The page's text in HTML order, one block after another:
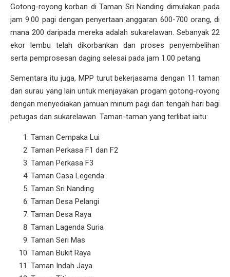
Gotong-royong korban di Taman Sri Nanding dimulakan pada
jam 9.00 pagi dengan penyertaan anggaran 600-700 orang, di
mana 200 daripada mereka adalah sukarelawan. Sebanyak 22
ekor lembu telah dikorbankan dan proses penyembelihan
serta pemprosesan daging selesai pada jam 1.00 petang.
Sementara itu juga, MPP turut bekerjasama dengan 11 taman
dan surau yang lain untuk menjayakan progam gotong-royong
dengan menyediakan jamuan minum pagi dan tengah hari bagi
petugas dan sukarelawan. Taman-taman yang terlibat iaitu:
Taman Cempaka Lui
Taman Perkasa F1 dan F2
Taman Perkasa F3
Taman Casa Legenda
Taman Sri Nanding
Taman Desa Pelangi
Taman Desa Raya
Taman Lagenda Suria
Taman Seri Mas
Taman Bukit Raya
Taman Indah Jaya